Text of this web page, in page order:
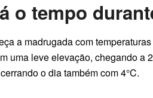
o tempo
a madrugada com
uma leve elevação, chegando a
o dia também com 4°C.